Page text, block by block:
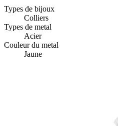
Types de bijoux
Colliers
Types de metal
Acier
Couleur du metal
Jaune